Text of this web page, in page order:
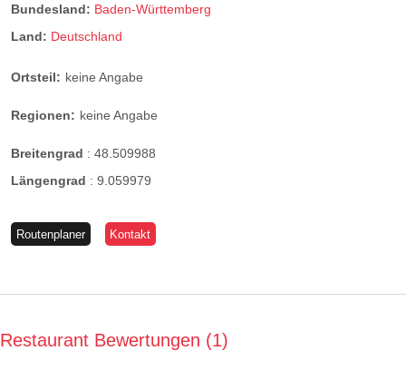
Bundesland: Baden-Württemberg
Land: Deutschland
Ortsteil: keine Angabe
Regionen: keine Angabe
Breitengrad : 48.509988
Längengrad : 9.059979
Routenplaner Kontakt
Restaurant Bewertungen 1